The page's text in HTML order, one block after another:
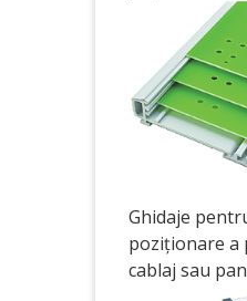
Ghidaje
poziționare a
cablaj sau